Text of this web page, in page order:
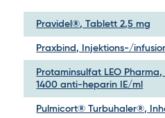
Pravidel®, Tablett 2,5 mg
Praxbind, Injektions-/
Protaminsulfat LEO
1400 anti-heparin IE/ml
Pulmicort® Turbuhaler®,